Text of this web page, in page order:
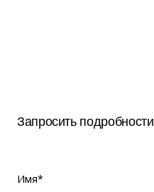
Запросить подробности
Имя*